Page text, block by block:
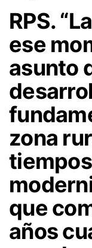
RPS.
ese
asunto
zona
que
años